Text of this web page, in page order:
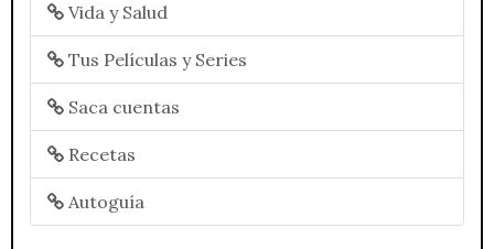
Vida y Salud
Tus Películas y Series
Saca cuentas
Recetas
Autoguía